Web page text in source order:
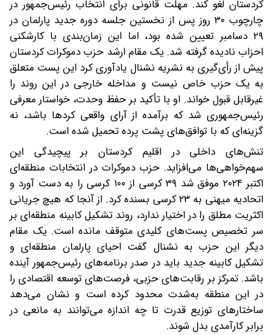
کردستان لغو کند. مهلت قانونی برای انتخاب رئیس‌جمهور در
چارچوب ۳۰ روز پس از نخستین جلسه دوره جدید پارلمان در
۲۹ دسامبر تعیین شده بود، اما این زمان‌بندی با کارشکنی
احزاب نادیده گرفته شد. یک مقام ارشد حزب دموکرات کردستان
پیش از رأی‌گیری به نشریه نشنال یادآوری کرد این پست متعلق
به یک حزب خاص نیست و مداخله خارجی در این روند را
غیرقابل قبول خواند. او با تأکید بر حفظ وحدت، خواستار معرفی
رئیس‌جمهوری شد که برآمده از آرای واقعی کردها باشد، نه
گزینه‌ای که با توافق‌های پشت پرده تحمیل شده است.
تنش‌های داخلی در اقلیم کردستان بر پیچیدگی این
سهم‌خواهی‌ها می‌افزاید. حزب دموکرات در انتخابات منطقه‌ای
اکتبر ۲۰۲۴ موفق شد ۳۹ کرسی از ۱۰۰ کرسی را به دست آورد و
اتحادیه میهنی به ۲۳ کرسی بسنده کرد. از آنجا که هیچ جریانی
اکثریت مطلق را در اختیار ندارد، روند تشکیل کابینه منطقه‌ای بر
سر تخصیص پست‌های کلیدی متوقف مانده است. یک مقام
دیگر این حزب به نشنال گفت احیای پارلمان منطقه‌ای و
تشکیل کابینه جدید باید در صدر برنامه‌های رئیس‌جمهور آینده
باشد. تمرکز بر رقابت‌های حزبی، فرصت‌های توسعه اقتصادی را
در این منطقه به‌شدت محدود کرده است و نشان می‌دهد
ساختارهای توزیع قدرت تا چه اندازه می‌توانند به مانعی در
برابر کارآمدی بدل شوند.